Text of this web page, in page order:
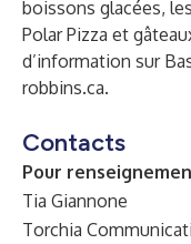
boissons glacées,
Polar Pizza et
d’information sur
robbins.ca.
Contacts
Pour
Tia Giannone
Torchia